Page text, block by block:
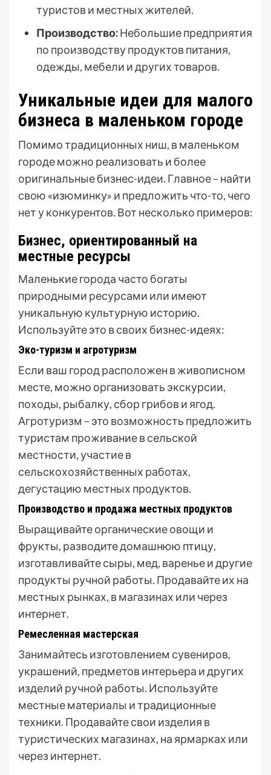
туристов и местных жителей.
Производство:Небольшие предприятия
по производству продуктов питания,
одежды, мебели и других товаров.
Уникальные идеи для малого
бизнеса в маленьком городе
Помимо традиционных ниш, в маленьком
городе можно реализовать и более
оригинальные бизнес-идеи. Главное – найти
свою «изюминку» и предложить что-то, чего
нет у конкурентов. Вот несколько примеров:
Бизнес, ориентированный на
местные ресурсы
Маленькие города часто богаты
природными ресурсами или имеют
уникальную культурную историю.
Используйте это в своих бизнес-идеях:
Эко-туризм и агротуризм
Если ваш город расположен в живописном
месте, можно организовать экскурсии,
походы, рыбалку, сбор грибов и ягод.
Агротуризм – это возможность предложить
туристам проживание в сельской
местности, участие в
сельскохозяйственных работах,
дегустацию местных продуктов.
Производство и продажа местных продуктов
Выращивайте органические овощи и
фрукты, разводите домашнюю птицу,
изготавливайте сыры, мед, варенье и другие
продукты ручной работы. Продавайте их на
местных рынках, в магазинах или через
интернет.
Ремесленная мастерская
Занимайтесь изготовлением сувениров,
украшений, предметов интерьера и других
изделий ручной работы. Используйте
местные материалы и традиционные
техники. Продавайте свои изделия в
туристических магазинах, на ярмарках или
через интернет.